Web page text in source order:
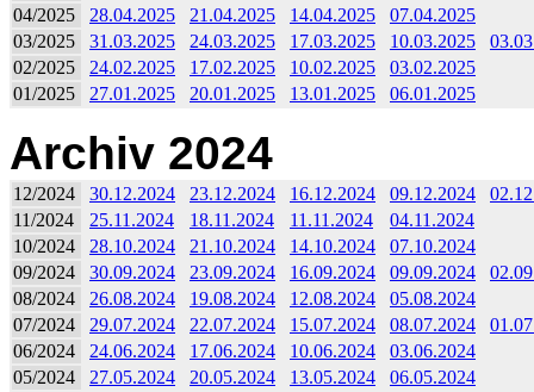
04/2025
28.04.2025 21.04.2025 14.04.2025
07.04.2025
03/2025
31.03.2025 24.03.2025 17.03.2025 10.03.2025
02/2025
24.02.2025 17.02.2025 10.02.2025
03.02.2025
01/2025
27.01.2025 20.01.2025 13.01.2025 06.01.2025
Archiv 2024
12/2024 30.12.2024 23.12.2024 16.12.2024 09.12.2024
11/2024
25.11.2024 18.11.2024 11.11.2024
04.11.2024
10/2024
28.10.2024 21.10.2024 14.10.2024
07.10.2024
09/2024
30.09.2024 23.09.2024 16.09.2024 09.09.2024
08/2024
26.08.2024 19.08.2024 12.08.2024
05.08.2024
07/2024
29.07.2024 22.07.2024 15.07.2024 08.07.2024
06/2024
24.06.2024 17.06.2024 10.06.2024
03.06.2024
05/2024
27.05.2024 20.05.2024 13.05.2024
06.05.2024